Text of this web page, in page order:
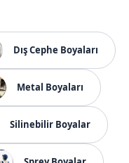
Dış Cephe Boyaları
Metal Boyaları
Silinebilir Boyalar